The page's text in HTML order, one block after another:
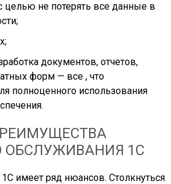
целью не потерять все данные в
документов, отчетов,
форм — все , что
полноценного использования
ОБСЛУЖИВАНИЯ 1С
имеет ряд нюансов. Столкнуться